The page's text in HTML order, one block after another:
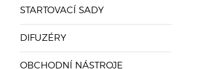
STARTOVACÍ SADY
DIFUZÉRY
OBCHODNÍ NÁSTROJE